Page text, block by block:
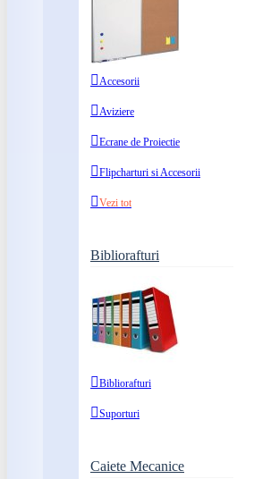
Accesorii
Aviziere
Ecrane de Proiectie
Flipcharturi si Accesorii
Vezi tot
Bibliorafturi
Bibliorafturi
Suporturi
Caiete Mecanice